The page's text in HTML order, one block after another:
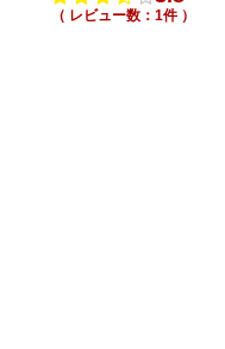
（ レビュー数：1件 ）